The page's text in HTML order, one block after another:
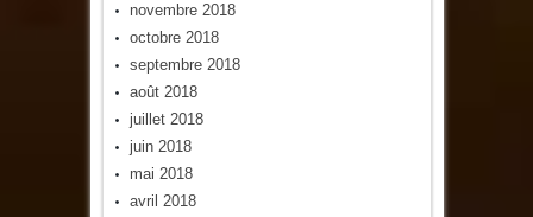
novembre 2018
octobre 2018
septembre 2018
août 2018
juillet 2018
juin 2018
mai 2018
avril 2018